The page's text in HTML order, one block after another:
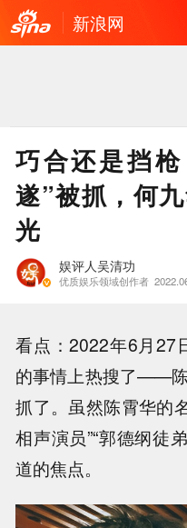
新浪网
巧合还是挡
遂”被抓，何
光
娱评人吴清功
优质娱乐领域创作者
看点：2022年6月27
的事情上热搜了——陈
抓了。虽然陈霄华的
相声演员”“郭德纲徒
道的焦点。